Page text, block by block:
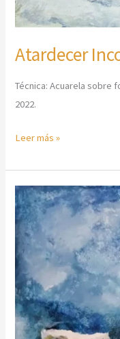
Atardecer
Técnica: Acuarela sobre
2022.
Leer más »
Casas
Blancas